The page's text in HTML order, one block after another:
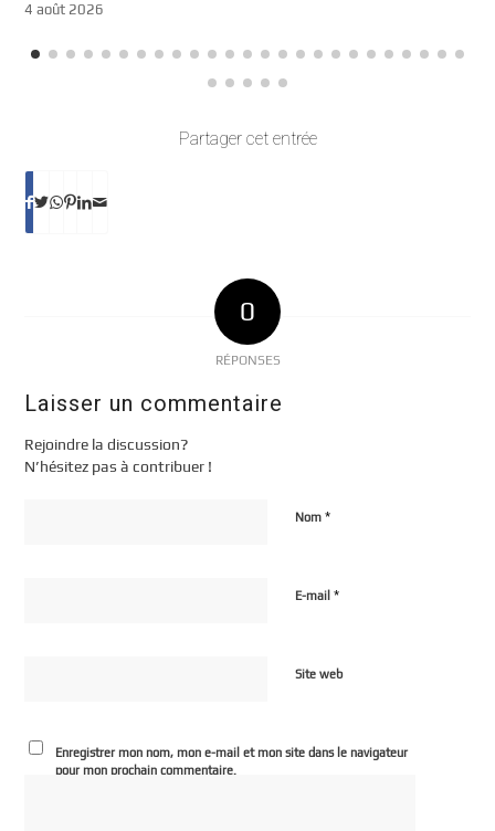
4 août 2026
Partager cet entrée
0
RÉPONSES
Laisser un commentaire
Rejoindre la discussion?
N’hésitez pas à contribuer !
Nom*
E-mail*
Site web
Enregistrer mon nom, mon e-mail et mon site dans le navigateur
pour mon prochain commentaire.